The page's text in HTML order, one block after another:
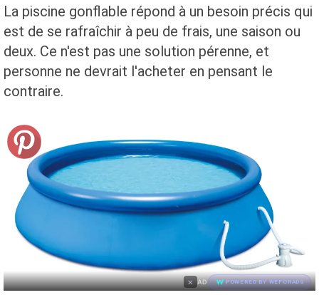
La piscine gonflable répond à un besoin précis qui
est de se rafraîchir à peu de frais, une saison ou
deux. Ce n'est pas une solution pérenne, et
personne ne devrait l'acheter en pensant le
contraire.
× AD POWERED BY WEFORADS